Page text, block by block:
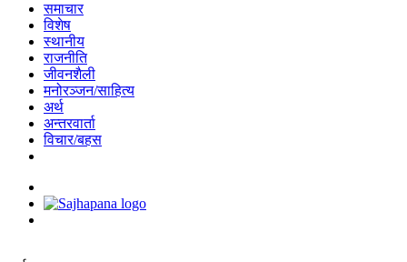
समाचार
विशेष
स्थानीय
राजनीति
जीवनशैली
मनोरञ्जन/साहित्य
अर्थ
अन्तरवार्ता
विचार/बहस